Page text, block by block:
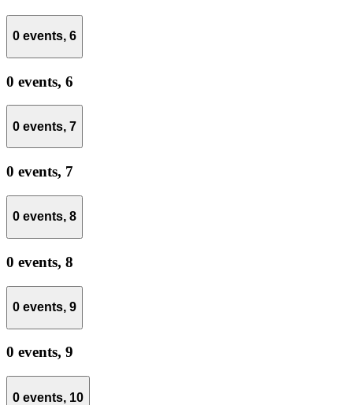
0 events, 6
0 events, 6
0 events, 7
0 events, 7
0 events, 8
0 events, 8
0 events, 9
0 events, 9
0 events, 10